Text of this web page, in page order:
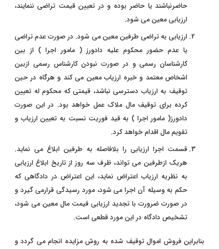
حاضرنباشند یا حاضر بوده و در تعیین قیمت تراضی ننمایند،
ارزیابی معین می شود.
ارزیابی به تراضی طرفین معین می شود. در صورت عدم تراضی
یا عدم حضور محکوم علیه دادورز ( مامور اجرا ) از بین
کارشناسان رسمی و در صورت نبودن کارشناس رسمی ازبین
اشخاص معتمد و خبره ارزیاب معین می کند و هرگاه در حین
توقیف به ارزیاب دسترسی نباشد، قیمتی که محکوم له تعیین
کرده برای توقیف مال ملاک عمل خواهد بود. در این صورت
دادورز( مامور اجرا ) به قید فوریت نسبت به تعیین ارزیاب و
تقویم مال اقدام خواهد کرد.
قسمت اجرا ارزیابی را بلافاصله به طرفین ابلاغ می نماید.
هریک ازطرفین می تواند، ظرف سه روز از تاریخ ابلاغ ارزیابی
به نظریه ارزیاب اعتراض نماید، این اعتراض در دادگاهی که
حکم به وسیله آن اجرا می شود، مورد رسیدگی قرارمی گیرد و
در صورت ضرورت با تجدید ارزیابی قیمت مال معین می شود،
تشخیص دادگاه در این مورد قطعی است.
بنابراین فروش اموال توقیف شده به روش مزایده انجام می گردد و